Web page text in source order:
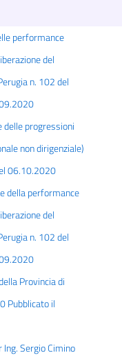
performance
del
n. 102 del
progressioni
non dirigenziale)
06.10.2020
della performance
del
n. 102 del
Provincia di
Pubblicato il
Ing. Sergio Cimino